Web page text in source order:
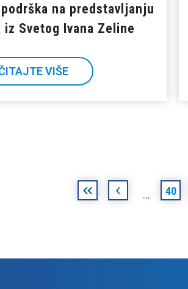
na predstavljanju
Svetog Ivana Zeline
VIŠE
«
‹
… 40